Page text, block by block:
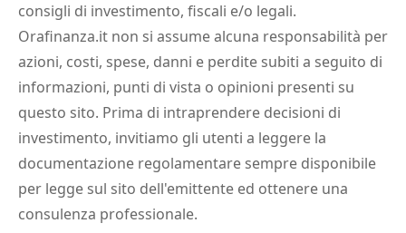
consigli di investimento, fiscali e/o legali.
Orafinanza.it non si assume alcuna responsabilità per
azioni, costi, spese, danni e perdite subiti a seguito di
informazioni, punti di vista o opinioni presenti su
questo sito. Prima di intraprendere decisioni di
investimento, invitiamo gli utenti a leggere la
documentazione regolamentare sempre disponibile
per legge sul sito dell'emittente ed ottenere una
consulenza professionale.